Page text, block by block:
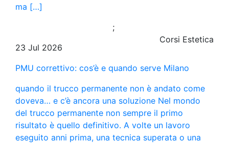
ma […]
;
Corsi Estetica
23 Jul 2026
PMU correttivo: cos’è e quando serve Milano
quando il trucco permanente non è andato come
doveva… e c’è ancora una soluzione Nel mondo
del trucco permanente non sempre il primo
risultato è quello definitivo. A volte un lavoro
eseguito anni prima, una tecnica superata o una